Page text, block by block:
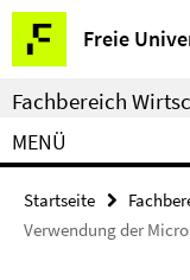
Springe
direkt
zu
Inhalt
Freie
Service-
Navigation
Fachbereich
MENÜ
Startseite
Verwendung der